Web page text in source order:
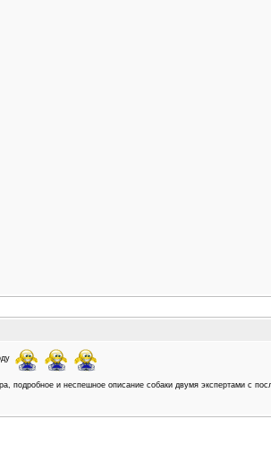
подробное и неспешное описание собаки двумя экспертами с